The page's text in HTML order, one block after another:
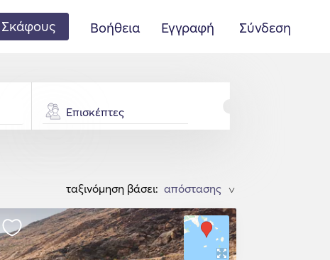
Βοήθεια Εγγραφή Σύνδεση
Επισκέπτες
ταξινόμηση βάσει: >